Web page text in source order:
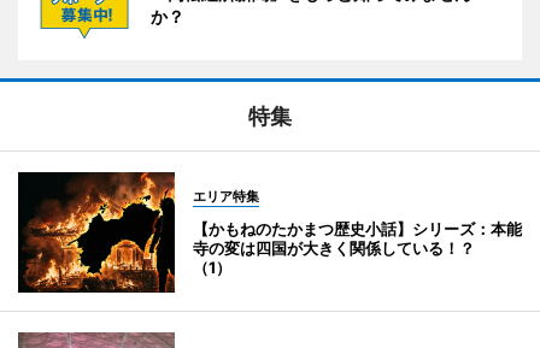
か？
特集
エリア特集
【かもねのたかまつ歴史小話】シリーズ：本能
寺の変は四国が大きく関係している！？
（1）